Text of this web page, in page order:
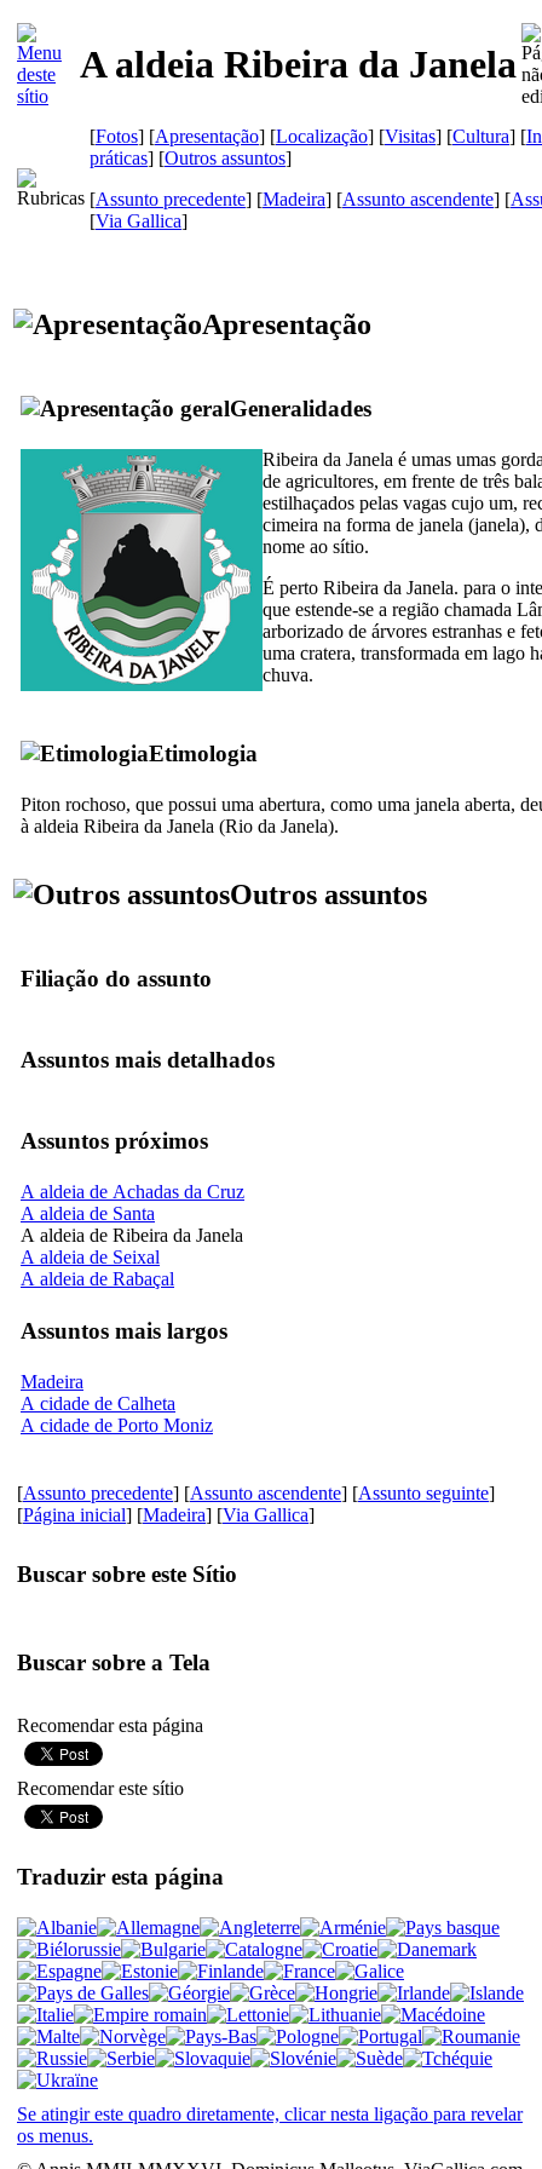
A aldeia Ribeira da Janela
[Fotos] [Apresentação] [Localização] [Visitas] [Cultura] [
práticas] [Outros assuntos]
[Assunto precedente] [Madeira] [Assunto ascendente] [
[Via Gallica]
Apresentação
Generalidades
Ribeira da Janela é umas umas
de agricultores, em frente de três
estilhaçados pelas vagas cujo um,
cimeira na forma de janela (janela),
nome ao sítio.
É perto Ribeira da Janela. para o
que estende-se a região chamada
arborizado de árvores estranhas e
uma cratera, transformada em lago
chuva.
Etimologia
Piton rochoso, que possui uma abertura, como uma janela aberta,
à aldeia Ribeira da Janela (Rio da Janela).
Outros assuntos
Filiação do assunto
Assuntos mais detalhados
Assuntos próximos
A aldeia de Achadas da Cruz
A aldeia de Santa
A aldeia de Ribeira da Janela
A aldeia de Seixal
A aldeia de Rabaçal
Assuntos mais largos
Madeira
A cidade de Calheta
A cidade de Porto Moniz
[Assunto precedente] [Assunto ascendente] [Assunto seguinte]
[Página inicial] [Madeira] [Via Gallica]
Buscar sobre este Sítio
Buscar sobre a Tela
Recomendar esta página
Recomendar este sítio
Traduzir esta página
Se atingir este quadro diretamente, clicar nesta ligação para revelar
os menus.